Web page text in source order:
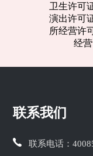
卫生许可
演出许可
所经营许
经
联系我们
联系电话：